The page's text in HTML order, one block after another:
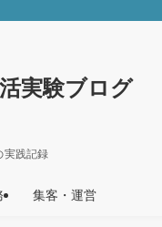
実験ブログ
実践記録
集客・運営